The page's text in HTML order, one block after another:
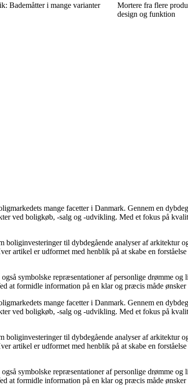
Bademåtter i mange varianter
Mortere fra flere
design og funktion
mange facetter i Danmark. Gennem en
ved boligkøb, -salg og -udvikling. Med et fokus på
til dybdegående analyser af arkitektur
artikel er udformet med henblik på at skabe en
symbolske repræsentationer af personlige drømme
at formidle information på en klar og præcis måde
mange facetter i Danmark. Gennem en
ved boligkøb, -salg og -udvikling. Med et fokus på
til dybdegående analyser af arkitektur
artikel er udformet med henblik på at skabe en
symbolske repræsentationer af personlige drømme
at formidle information på en klar og præcis måde